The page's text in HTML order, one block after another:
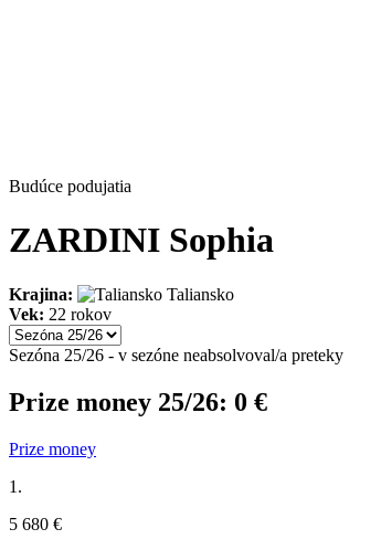
Budúce podujatia
ZARDINI Sophia
Krajina:
Taliansko
Vek: 22 rokov
Sezóna 25/26 - v sezóne neabsolvoval/a preteky
Prize money 25/26: 0 €
Prize money
1.
5 680 €